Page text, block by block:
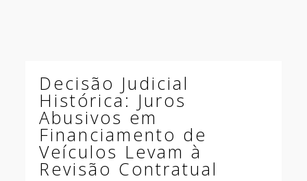
Decisão Judicial
Histórica: Juros
Abusivos em
Financiamento de
Veículos Levam à
Revisão Contratual